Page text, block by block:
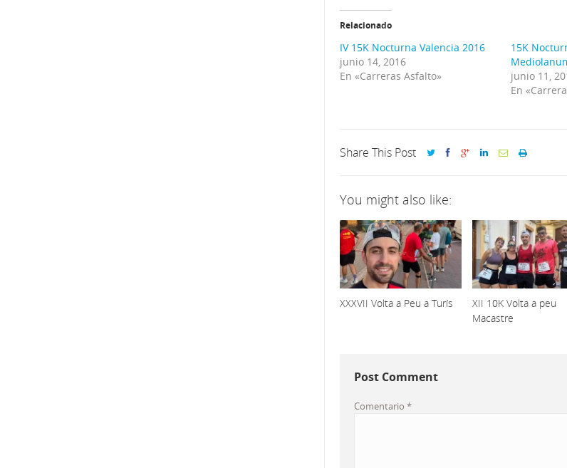
Relacionado
IV 15K Nocturna Valencia 2016
junio 14, 2016
En «Carreras Asfalto»
15K
junio 11,
En
Share This Post
You might also like:
XXXVII Volta a Peu a Turís
XII 10K Volta a peu
Macastre
Post Comment
Comentario *